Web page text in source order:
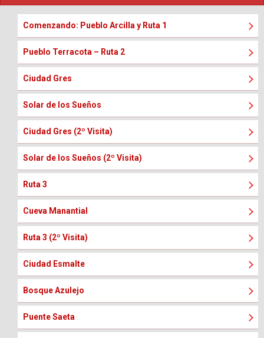
Comenzando: Pueblo Arcilla y Ruta 1
Pueblo Terracota – Ruta 2
Ciudad Gres
Solar de los Sueños
Ciudad Gres (2º Visita)
Solar de los Sueños (2º Visita)
Ruta 3
Cueva Manantial
Ruta 3 (2º Visita)
Ciudad Esmalte
Bosque Azulejo
Puente Saeta